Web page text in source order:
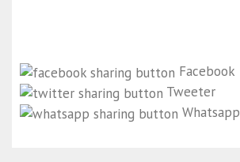
Facebook
Tweeter
Whatsapp